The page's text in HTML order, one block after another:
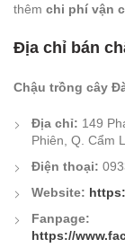
thêm chi phí vận
Địa chỉ bán
Chậu trồng cây
Địa chỉ: 149
Phiên, Q. Cẩm
Điện thoại:
Website:
Fanpage:
https://